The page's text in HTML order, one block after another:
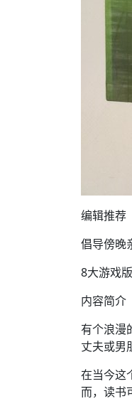
编辑推荐
倡导傍晚
8大游戏
内容简介
有个浪漫
丈夫或男
在当今这
而，读书